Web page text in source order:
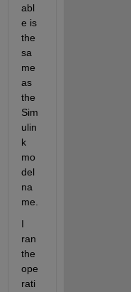
abl
e is
the
sa
me
as
the
Sim
ulin
k
mo
del
na
me.
I
ran
the
ope
rati